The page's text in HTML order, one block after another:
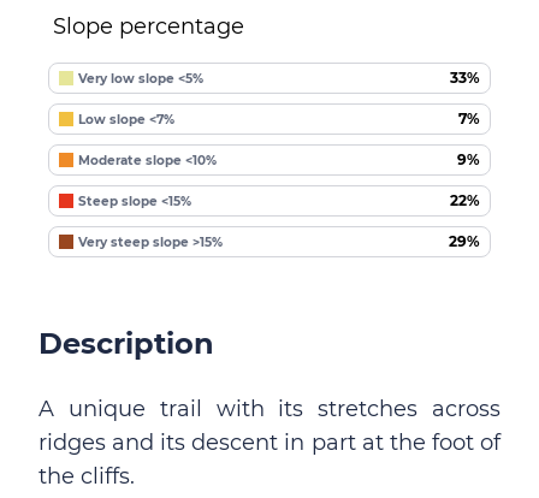
Slope percentage
Very low slope <5% 33%
Low slope <7% 7%
Moderate slope <10% 9%
Steep slope <15% 22%
Very steep slope >15% 29%
Description
A unique trail with its stretches across
ridges and its descent in part at the foot of
the cliffs.